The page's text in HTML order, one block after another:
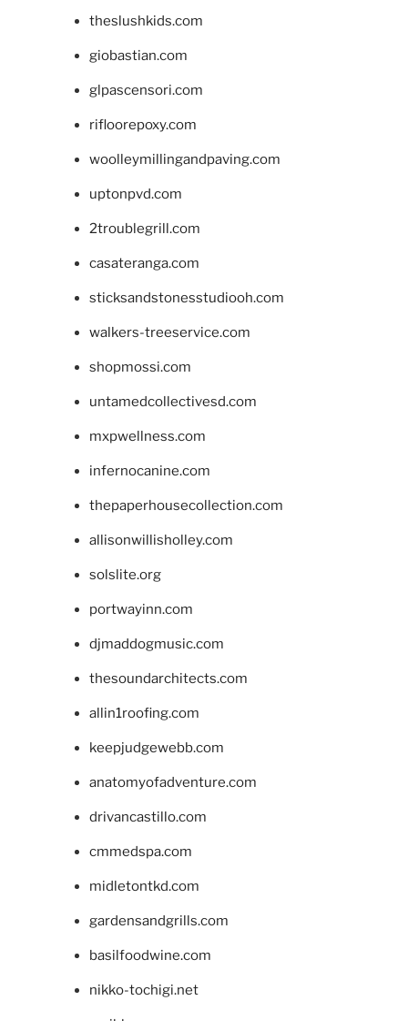
theslushkids.com
giobastian.com
glpascensori.com
rifloorepoxy.com
woolleymillingandpaving.com
uptonpvd.com
2troublegrill.com
casateranga.com
sticksandstonesstudiooh.com
walkers-treeservice.com
shopmossi.com
untamedcollectivesd.com
mxpwellness.com
infernocanine.com
thepaperhousecollection.com
allisonwillisholley.com
solslite.org
portwayinn.com
djmaddogmusic.com
thesoundarchitects.com
allin1roofing.com
keepjudgewebb.com
anatomyofadventure.com
drivancastillo.com
cmmedspa.com
midletontkd.com
gardensandgrills.com
basilfoodwine.com
nikko-tochigi.net